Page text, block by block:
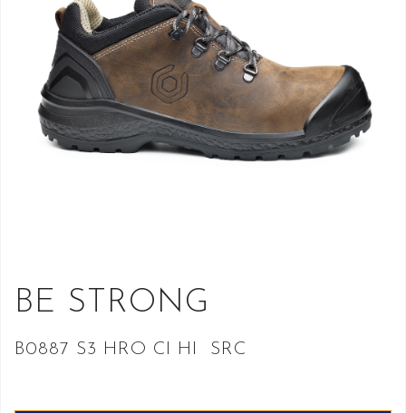
BE STRONG
B0887 S3 HRO CI HI SRC